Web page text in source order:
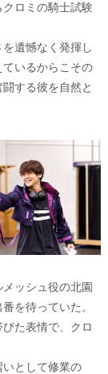
ロミの騎士試験
遺憾なく発揮し
いるからこその
する彼を自然と
ッシュ役の北園
を待っていた。
た表情で、クロ
として修業の